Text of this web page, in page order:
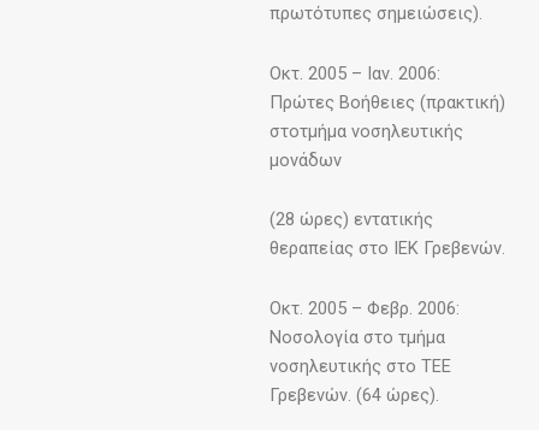
πρωτότυπες σημειώσεις).
Οκτ. 2005 – Ιαν. 2006:
Πρώτες Βοήθειες (πρακτική)
στοτμήμα νοσηλευτικής
μονάδων
(28 ώρες) εντατικής
θεραπείας στο ΙΕΚ Γρεβενών.
Οκτ. 2005 – Φεβρ. 2006:
Νοσολογία στο τμήμα
νοσηλευτικής στο ΤΕΕ
Γρεβενών. (64 ώρες).